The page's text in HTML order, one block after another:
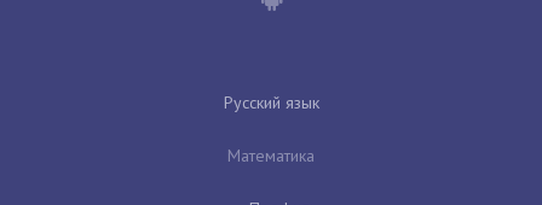
Русский язык
Математика